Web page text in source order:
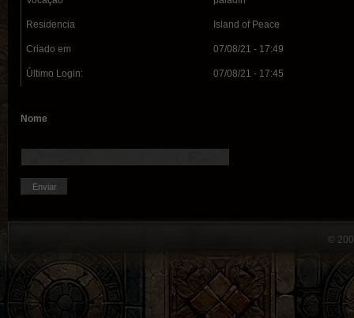
Residencia Island of Peace
Criado em 07/08/21 - 17:49
Último Login: 07/08/21 - 17:45
Nome
©